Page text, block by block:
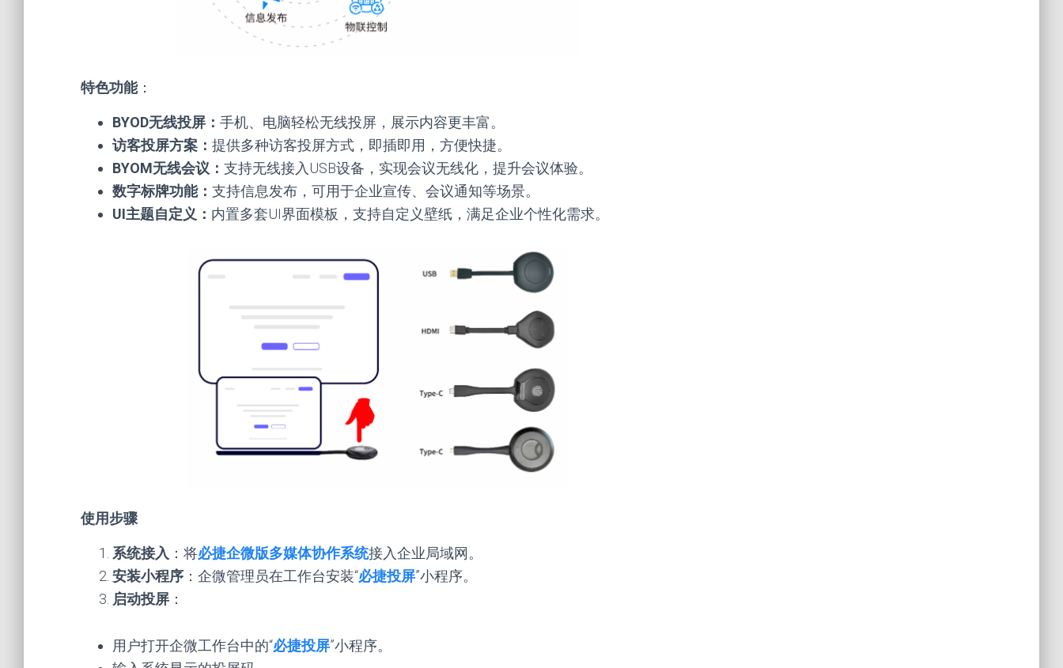
特色功能：
BYOD无线投屏： 手机、电脑轻松无线投屏，展示内容更丰富。
访客投屏方案： 提供多种访客投屏方式，即插即用，方便快捷。
BYOM无线会议： 支持无线接入USB设备，实现会议无线化，提升会议体验。
数字标牌功能： 支持信息发布，可用于企业宣传、会议通知等场景。
UI主题自定义： 内置多套UI界面模板，支持自定义壁纸，满足企业个性化需求。
使用步骤
系统接入 ：将必捷企微版多媒体协作系统接入企业局域网。
安装小程序 ：企微管理员在工作台安装“必捷投屏”小程序。
启动投屏 ：
用户打开企微工作台中的“必捷投屏”小程序。